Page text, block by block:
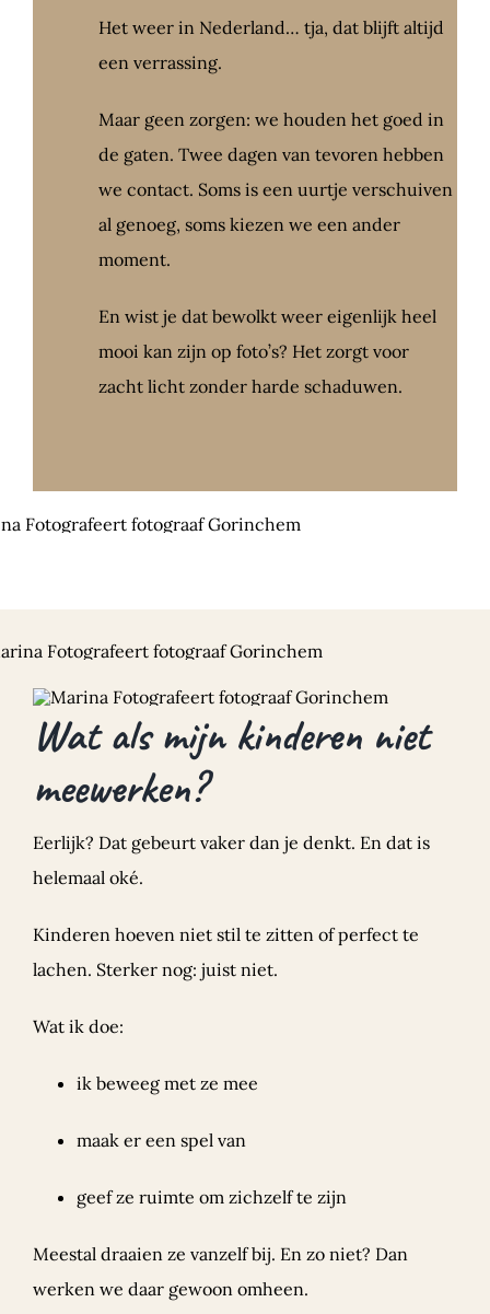
Het weer in Nederland… tja, dat blijft altijd
een verrassing.
Maar geen zorgen: we houden het goed in
de gaten. Twee dagen van tevoren hebben
we contact. Soms is een uurtje verschuiven
al genoeg, soms kiezen we een ander
moment.
En wist je dat bewolkt weer eigenlijk heel
mooi kan zijn op foto’s? Het zorgt voor
zacht licht zonder harde schaduwen.
Wat als mijn kinderen niet
meewerken?
Eerlijk? Dat gebeurt vaker dan je denkt. En dat is
helemaal oké.
Kinderen hoeven niet stil te zitten of perfect te
lachen. Sterker nog: juist niet.
Wat ik doe:
ik beweeg met ze mee
maak er een spel van
geef ze ruimte om zichzelf te zijn
Meestal draaien ze vanzelf bij. En zo niet? Dan
werken we daar gewoon omheen.